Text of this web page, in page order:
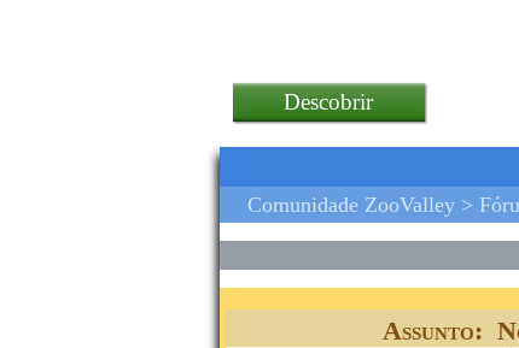
Descobrir
Comunidade ZooValley >
Assunto: